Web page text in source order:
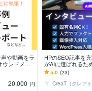
や動画をラ
ンドメデ
読みやすい
20,000 円
HPのSEO記事を
がAIに選ばれるた
5.0 (23)
CreaT（クレアト